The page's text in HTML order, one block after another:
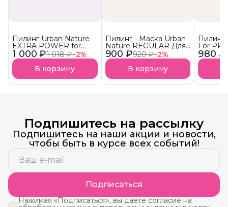
1 000 ₽1 018 ₽−2%
Пилинг Urban Nature
EXTRA POWER for
professional
В корзину
900 ₽920 ₽−2%
Пилинг - Маска Urban
Nature REGULAR Для
домашнего
применения
В корзину
980 ₽
Пилинг
For
для
Подпишитесь на рассылку
Подпишитесь на наши акции и новости,
чтобы быть в курсе всех событий!
Подписаться
Нажимая «Подписаться», вы даете согласие на